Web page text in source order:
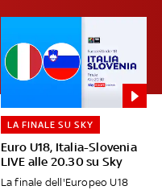
Euro U18, Italia-Slovenia
LIVE alle 20.30 su Sky
LA FINALE SU SKY
La finale dell'Europeo U18